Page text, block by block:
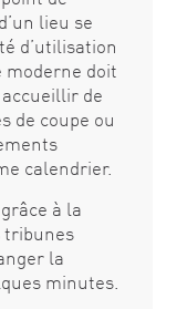
lieu se
d’utilisation
moderne doit
de
de coupe ou
calendrier.
à la
tribunes
la
minutes.